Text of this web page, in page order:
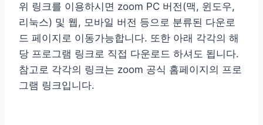
위 링크를 이용하시면 zoom PC 버전(맥, 윈도우,
리눅스) 및 웹, 모바일 버전 등으로 분류된 다운로
드 페이지로 이동가능합니다. 또한 아래 각각의 해
당 프로그램 링크로 직접 다운로드 하셔도 됩니다.
참고로 각각의 링크는 zoom 공식 홈페이지의 프로
그램 링크입니다.